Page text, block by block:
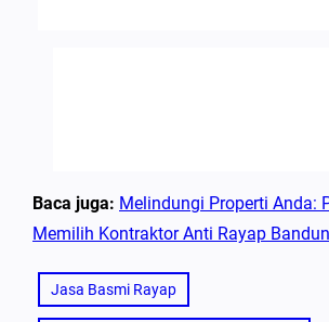
Baca juga: Melindungi Properti Anda:
Memilih Kontraktor Anti Rayap
Jasa Basmi Rayap